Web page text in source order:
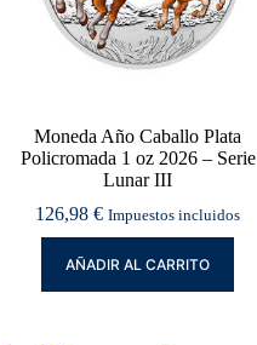
Moneda Año Caballo Plata
Policromada 1 oz 2026 – Serie
Lunar III
126,98€ Impuestos incluidos
AÑADIR AL CARRITO